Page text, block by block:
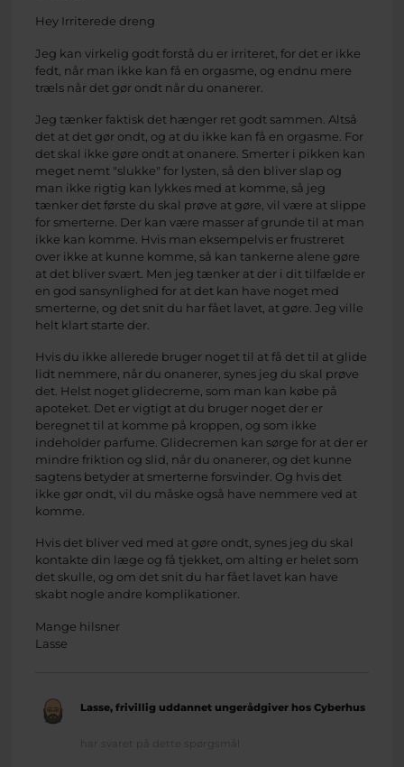
Hey Irriterede dreng
Jeg kan virkelig godt forstå du er irriteret, for det er ikke
fedt, når man ikke kan få en orgasme, og endnu mere
træls når det gør ondt når du onanerer.
Jeg tænker faktisk det hænger ret godt sammen. Altså
det at det gør ondt, og at du ikke kan få en orgasme. For
det skal ikke gøre ondt at onanere. Smerter i pikken kan
meget nemt "slukke" for lysten, så den bliver slap og
man ikke rigtig kan lykkes med at komme, så jeg
tænker det første du skal prøve at gøre, vil være at slippe
for smerterne. Der kan være masser af grunde til at man
ikke kan komme. Hvis man eksempelvis er frustreret
over ikke at kunne komme, så kan tankerne alene gøre
at det bliver svært. Men jeg tænker at der i dit tilfælde er
en god sansynlighed for at det kan have noget med
smerterne, og det snit du har fået lavet, at gøre. Jeg ville
helt klart starte der.
Hvis du ikke allerede bruger noget til at få det til at glide
lidt nemmere, når du onanerer, synes jeg du skal prøve
det. Helst noget glidecreme, som man kan købe på
apoteket. Det er vigtigt at du bruger noget der er
beregnet til at komme på kroppen, og som ikke
indeholder parfume. Glidecremen kan sørge for at der er
mindre friktion og slid, når du onanerer, og det kunne
sagtens betyder at smerterne forsvinder. Og hvis det
ikke gør ondt, vil du måske også have nemmere ved at
komme.
Hvis det bliver ved med at gøre ondt, synes jeg du skal
kontakte din læge og få tjekket, om alting er helet som
det skulle, og om det snit du har fået lavet kan have
skabt nogle andre komplikationer.
Mange hilsner
Lasse
Lasse, frivillig uddannet ungerådgiver hos Cyberhus
har svaret på dette spørgsmål